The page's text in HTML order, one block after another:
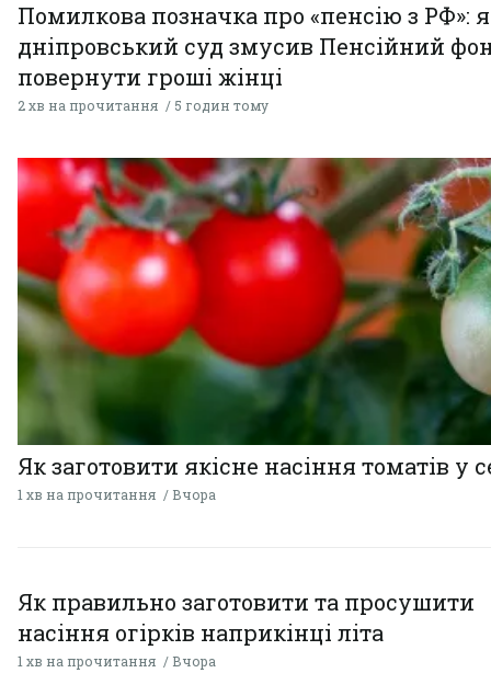
Помилкова позначка про «пенсію з РФ»:
дніпровський суд змусив Пенсійний
повернути гроші жінці
2 хв на прочитання 5 годин тому
Як заготовити якісне насіння томатів у
1 хв на прочитання Вчора
Як правильно заготовити та просушити
насіння огірків наприкінці літа
1 хв на прочитання Вчора